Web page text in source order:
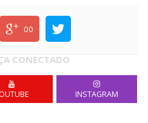
00
CONECTADO
INSTAGRAM